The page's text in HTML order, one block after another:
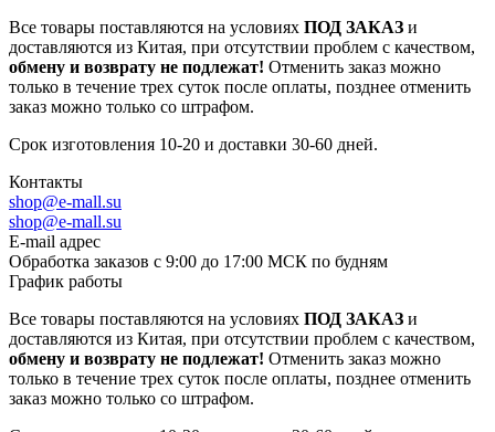
Все товары поставляются на условиях ПОД ЗАКАЗ и
доставляются из Китая, при отсутствии проблем с качеством,
обмену и возврату не подлежат! Отменить заказ можно
только в течение трех суток после оплаты, позднее отменить
заказ можно только со штрафом.
Срок изготовления 10-20 и доставки 30-60 дней.
Контакты
shop@e-mall.su
shop@e-mall.su
E-mail адрес
Обработка заказов с 9:00 до 17:00 МСК по будням
График работы
Все товары поставляются на условиях ПОД ЗАКАЗ и
доставляются из Китая, при отсутствии проблем с качеством,
обмену и возврату не подлежат! Отменить заказ можно
только в течение трех суток после оплаты, позднее отменить
заказ можно только со штрафом.